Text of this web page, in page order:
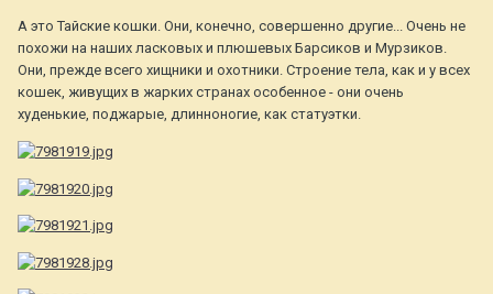
А это Тайские кошки. Они, конечно, совершенно другие... Очень не
похожи на наших ласковых и плюшевых Барсиков и Мурзиков.
Они, прежде всего хищники и охотники. Строение тела, как и у всех
кошек, живущих в жарких странах особенное - они очень
худенькие, поджарые, длинноногие, как статуэтки.